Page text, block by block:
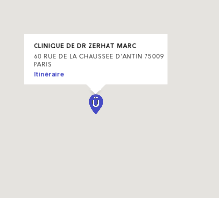
CLINIQUE DE DR ZERHAT MARC
60 RUE DE LA CHAUSSEE D'ANTIN 75009
PARIS
Itinéraire